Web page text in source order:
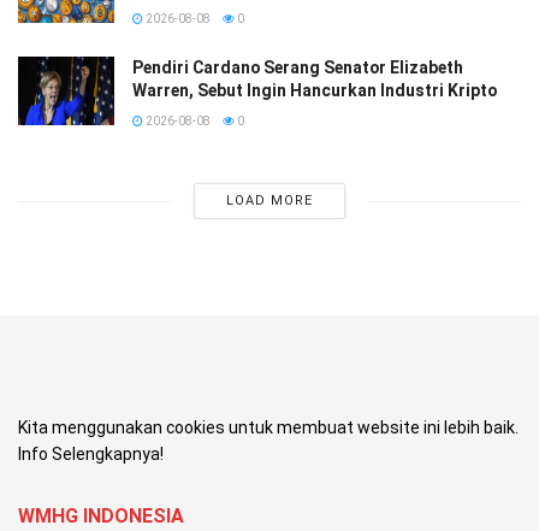
2026-08-08 0
Pendiri Cardano Serang Senator Elizabeth
Warren, Sebut Ingin Hancurkan Industri Kripto
2026-08-08 0
LOAD MORE
Kita menggunakan cookies untuk membuat website ini lebih baik.
Info Selengkapnya!
WMHG INDONESIA